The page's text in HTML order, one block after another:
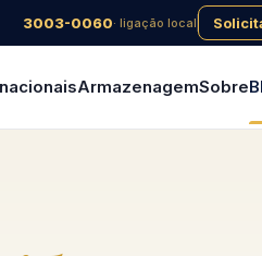
3003-0060· ligação local
ArmazenagemSobre